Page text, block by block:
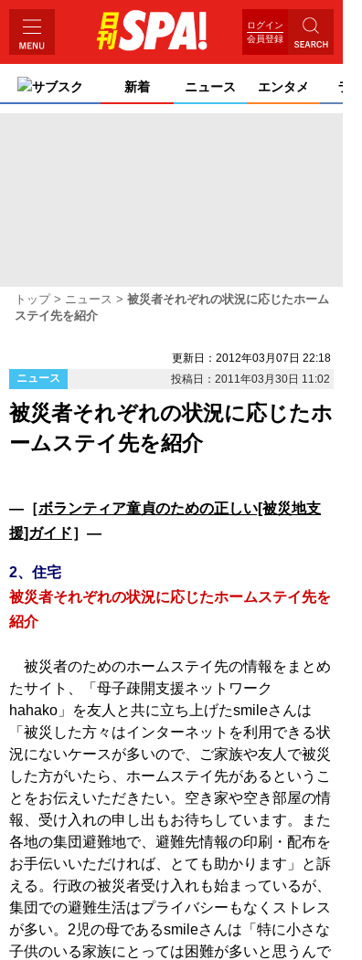
ログイン
会員登録
サブスク 新着 ニュース エンタメ ライ
トップ ニュース
被災者それぞれの状況に応じたホーム
ステイ先を紹介
更新日：2012年03月07日 22:18
ニュース
投稿日：2011年03月30日 11:02
被災者それぞれの状況に応じたホ
ームステイ先を紹介
―［ボランティア童貞のための正しい[被災地支
援]ガイド］―
2、住宅
被災者それぞれの状況に応じたホームステイ先を
紹介
被災者のためのホームステイ先の情報をまとめ
たサイト、「母子疎開支援ネットワーク
hahako」を友人と共に立ち上げたsmileさんは
「被災した方々はインターネットを利用できる状
況にないケースが多いので、ご家族や友人で被災
した方がいたら、ホームステイ先があるというこ
とをお伝えいただきたい。空き家や空き部屋の情
報、受け入れの申し出もお待ちしています。また
各地の集団避難地で、避難先情報の印刷・配布を
お手伝いいただければ、とても助かります」と訴
える。行政の被災者受け入れも始まっているが、
集団での避難生活はプライバシーもなくストレス
が多い。2児の母であるsmileさんは「特に小さな
子供のいる家族にとっては困難が多いと思うんで